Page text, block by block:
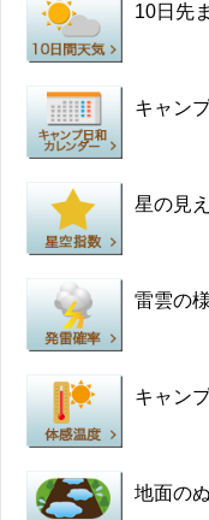
10日先
キャン
星の見
雷雲の
キャン
地面の